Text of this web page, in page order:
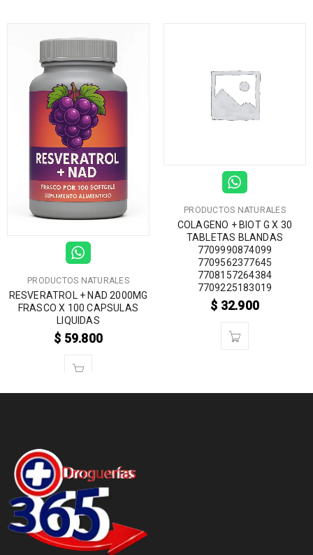
PRODUCTOS NATURALES
RESVERATROL + NAD 2000MG
FRASCO X 100 CAPSULAS
LIQUIDAS
$ 59.800
PRODUCTOS NATURALES
COLAGENO + BIOT G X 30
TABLETAS BLANDAS
7709990874099
7709562377645
7708157264384
7709225183019
$ 32.900